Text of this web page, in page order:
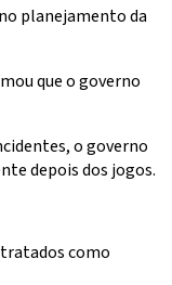
planejamento da
que o governo
o governo
depois dos jogos.
como